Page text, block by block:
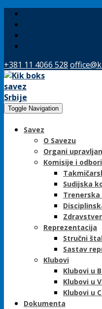
+381 11 4066 528
Toggle Navigation
Savez
O Savezu
Organi
Komisije i odbori
Sudijska
Reprezentacija
Stručni
Sastav
Klubovi
Klubovi u
Klubovi u
Klubovi u
Dokumenta